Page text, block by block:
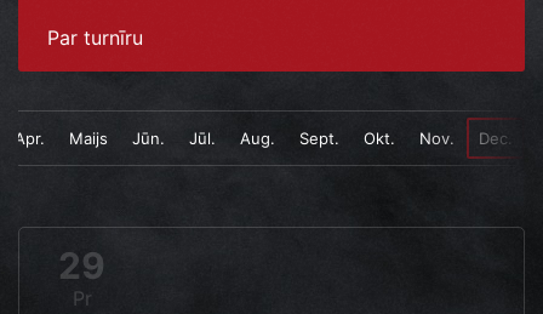
Par turnīru
Apr. Maijs Jūn. Jūl. Aug. Sept. Okt. Nov. Dec.
29
Pr